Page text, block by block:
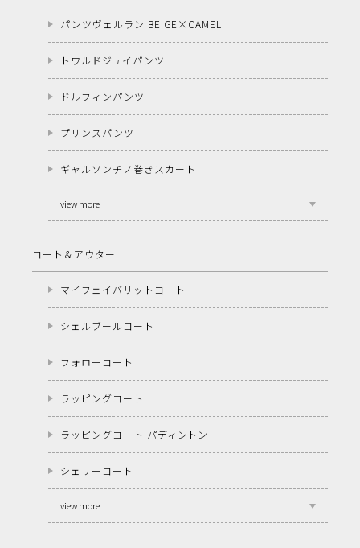
パンツヴェルラン BEIGE×CAMEL
トワルドジュイパンツ
ドルフィンパンツ
プリンスパンツ
ギャルソンチノ巻きスカート
view more
コート＆アウター
マイフェイバリットコート
シェルブールコート
フォローコート
ラッピングコート
ラッピングコート パディントン
シェリーコート
view more